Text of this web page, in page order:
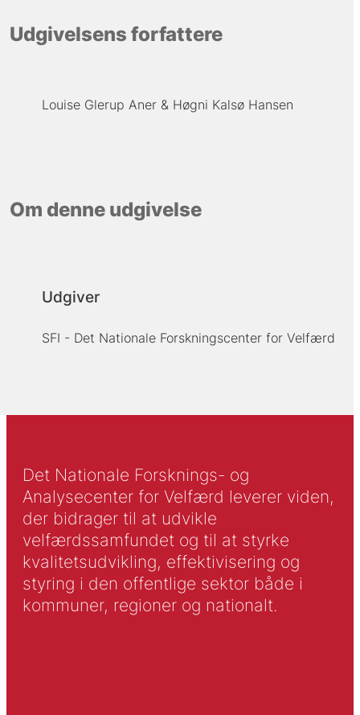
Udgivelsens forfattere
Louise Glerup Aner Høgni Kalsø Hansen
Om denne udgivelse
Udgiver
SFI - Det Nationale Forskningscenter for Velfærd
Det Nationale Forsknings- og
Analysecenter for Velfærd leverer viden,
der bidrager til at udvikle
velfærdssamfundet og til at styrke
kvalitetsudvikling, effektivisering og
styring i den offentlige sektor både i
kommuner, regioner og nationalt.